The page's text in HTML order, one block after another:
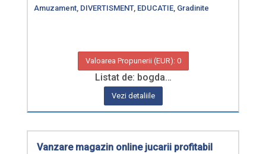
Amuzament, DIVERTISMENT, EDUCATIE, Gradinite
Valoarea Propunerii (EUR): 0
Listat de: bogda…
Vezi detaliile
Vanzare magazin online jucarii profitabil